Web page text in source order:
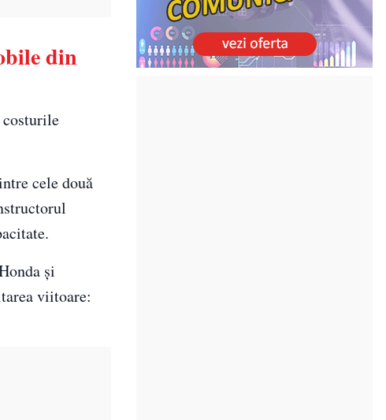
din
costurile
cele două
și
viitoare: